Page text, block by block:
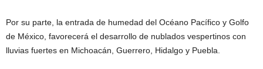
Por su parte, la entrada de humedad del Océano Pacífico y Golfo
de México, favorecerá el desarrollo de nublados vespertinos con
lluvias fuertes en Michoacán, Guerrero, Hidalgo y Puebla.